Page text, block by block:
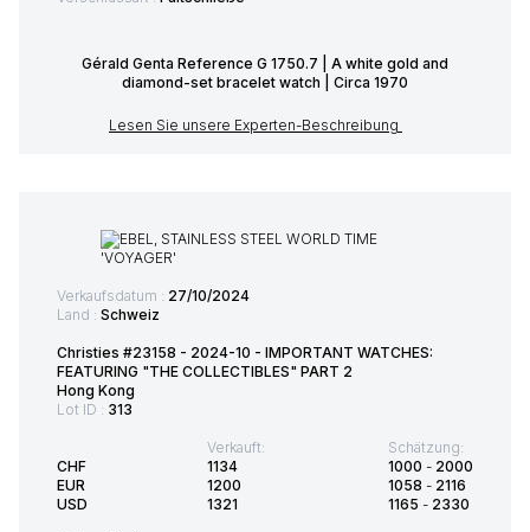
Gérald Genta Reference G 1750.7 | A white gold and
diamond-set bracelet watch | Circa 1970
Lesen Sie unsere Experten-Beschreibung
Verkaufsdatum : 27/10/2024
Land : Schweiz
Christies #23158 - 2024-10 - IMPORTANT WATCHES:
FEATURING "THE COLLECTIBLES" PART 2
Hong Kong
Lot ID : 313
CHF
EUR
USD
Verkauft:
1134
1200
1321
Schätzung:
1000 - 2000
1058 - 2116
1165 - 2330